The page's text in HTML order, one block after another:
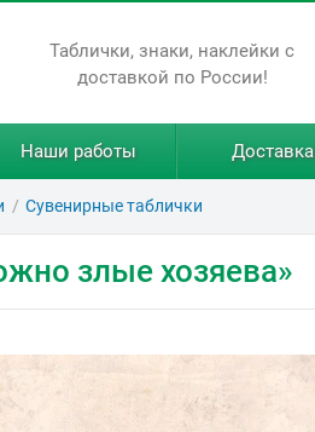
Таблички, знаки, наклейки с
доставкой по России!
Наши работы Доставка
Сувенирные таблички
злые хозяева»